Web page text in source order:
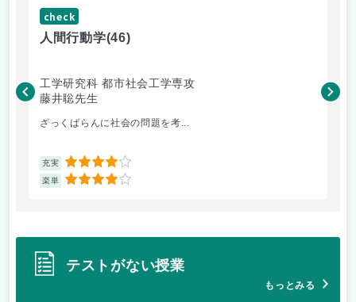
check
人間行動学(46)
工学研究科 都市社会工学専攻
藤井聡先生
ざっくばらんに社会の問題を考...
充実 4
楽単 4
藤
テストがない授業
もっとみる